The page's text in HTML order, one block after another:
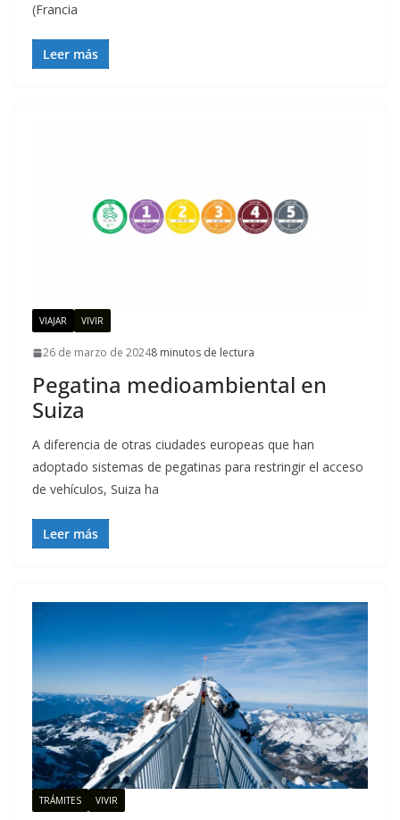
(Francia
Leer más
VIAJAR VIVIR
26 de marzo de 20248 minutos de lectura
Pegatina medioambiental en
Suiza
A diferencia de otras ciudades europeas que han
adoptado sistemas de pegatinas para restringir el acceso
de vehículos, Suiza ha
Leer más
TRÁMITES VIVIR